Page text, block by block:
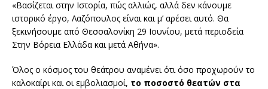
«Βασίζεται στην Ιστορία, πώς αλλιώς, αλλά δεν κάνουμε
ιστορικό έργο, Λαζόπουλος είναι και μ’ αρέσει αυτό. Θα
ξεκινήσουμε από Θεσσαλονίκη 29 Ιουνίου, μετά περιοδεία
Στην Βόρεια Ελλάδα και μετά Αθήνα».
Όλος ο κόσμος του θεάτρου αναμένει ότι όσο προχωρούν το
καλοκαίρι και οι εμβολιασμοί, το ποσοστό θεατών στα